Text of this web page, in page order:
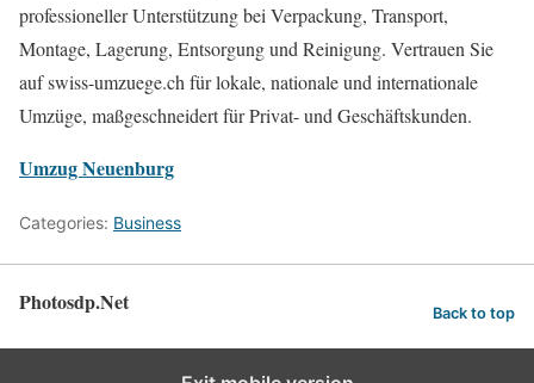
professioneller Unterstützung bei Verpackung, Transport,
Montage, Lagerung, Entsorgung und Reinigung. Vertrauen Sie
auf swiss-umzuege.ch für lokale, nationale und internationale
Umzüge, maßgeschneidert für Privat- und Geschäftskunden.
Umzug Neuenburg
Categories: Business
Photosdp.Net Back to top